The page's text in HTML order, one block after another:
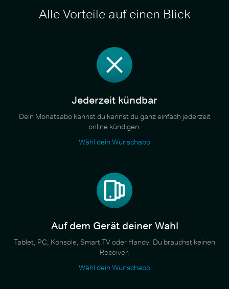
Alle Vorteile auf einen Blick
Jederzeit kündbar
Dein Monatsabo kannst du kannst du ganz einfach jederzeit
online kündigen.
Wähl dein Wunschabo
Auf dem Gerät deiner Wahl
Tablet, PC, Konsole, Smart TV oder Handy. Du brauchst keinen
Receiver.
Wähl dein Wunschabo